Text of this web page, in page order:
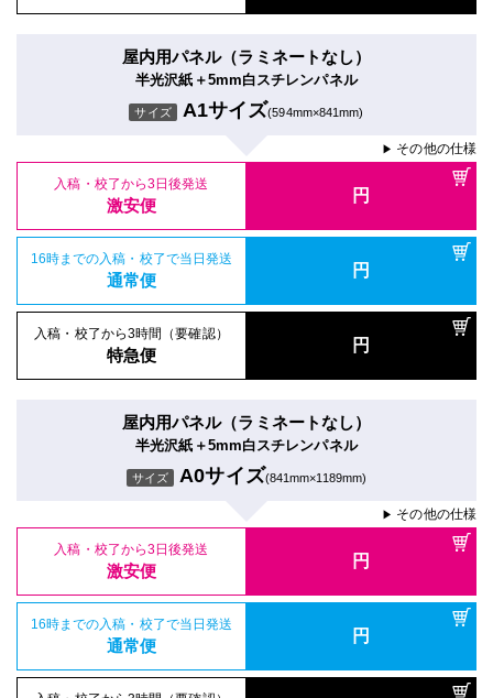
屋内用パネル（ラミネートなし）
半光沢紙＋5mm白スチレンパネル
サイズ A1サイズ(594mm×841mm)
▶ その他の仕様
入稿・校了から3日後発送
激安便 円
16時までの入稿・校了で当日発送
通常便 円
入稿・校了から3時間（要確認）
特急便 円
屋内用パネル（ラミネートなし）
半光沢紙＋5mm白スチレンパネル
サイズ A0サイズ(841mm×1189mm)
▶ その他の仕様
入稿・校了から3日後発送
激安便 円
16時までの入稿・校了で当日発送
通常便 円